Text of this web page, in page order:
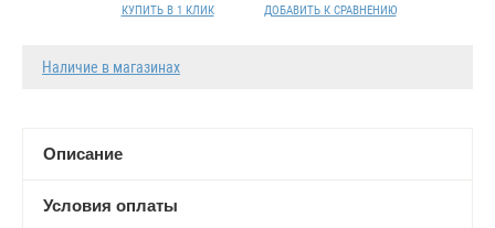
КУПИТЬ В 1 КЛИК ДОБАВИТЬ К СРАВНЕНИЮ
Наличие в магазинах
Описание
Условия оплаты